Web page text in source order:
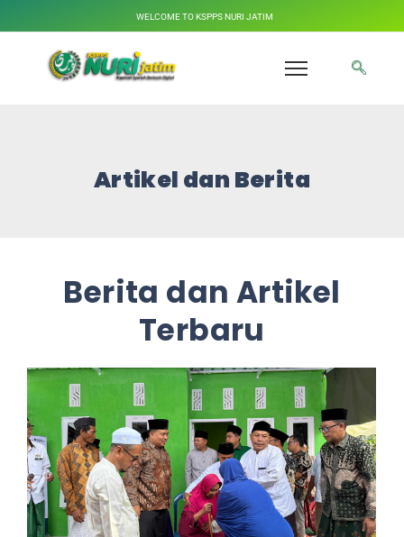
WELCOME TO KSPPS NURI JATIM
Artikel dan Berita
Berita dan Artikel
Terbaru